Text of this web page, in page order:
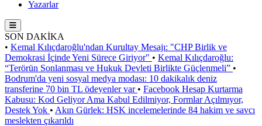
Yazarlar
SON DAKİKA
• Kemal Kılıçdaroğlu'ndan Kurultay Mesajı: "CHP Birlik ve
Demokrasi İçinde Yeni Sürece Giriyor" • Kemal Kılıçdaroğlu:
“Terörün Sonlanması ve Hukuk Devleti Birlikte Güçlenmeli” •
Bodrum'da yeni sosyal medya modası: 10 dakikalık deniz
transferine 70 bin TL ödeyenler var • Facebook Hesap Kurtarma
Kabusu: Kod Geliyor Ama Kabul Edilmiyor, Formlar Açılmıyor,
Destek Yok • Akın Gürlek: HSK incelemelerinde 84 hakim ve savcı
meslekten çıkarıldı